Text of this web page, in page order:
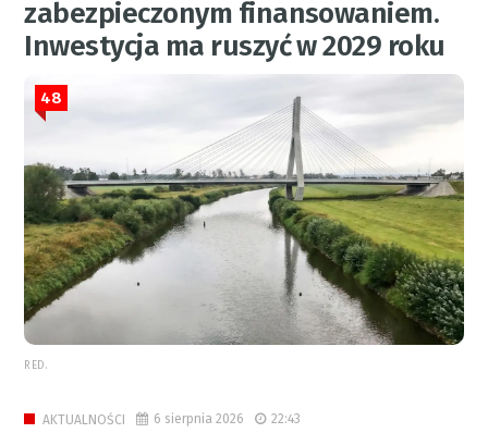
zabezpieczonym finansowaniem.
Inwestycja ma ruszyć w 2029 roku
48
RED.
AKTUALNOŚCI 6 sierpnia 2026 22:43